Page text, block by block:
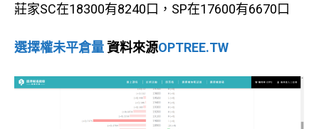
莊家SC在18300有8240口，SP在17600有6670口
選擇權未平倉量資料來源OPTREE.TW